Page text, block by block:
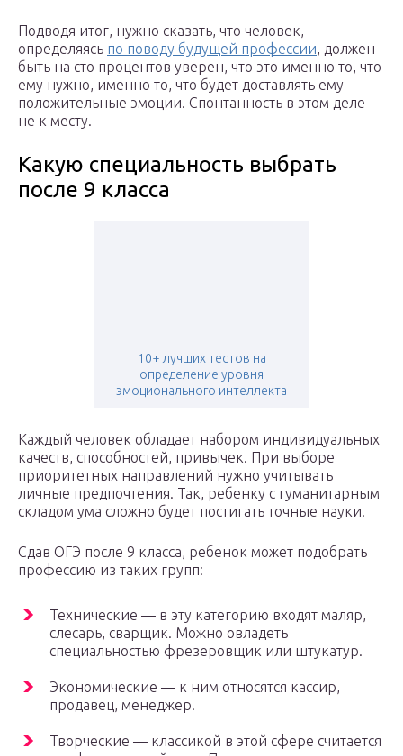
Подводя итог, нужно сказать, что человек,
определяясь по поводу будущей профессии, должен
быть на сто процентов уверен, что это именно то, что
ему нужно, именно то, что будет доставлять ему
положительные эмоции. Спонтанность в этом деле
не к месту.
Какую специальность выбрать
после 9 класса
10+ лучших тестов на
определение уровня
эмоционального интеллекта
Каждый человек обладает набором индивидуальных
качеств, способностей, привычек. При выборе
приоритетных направлений нужно учитывать
личные предпочтения. Так, ребенку с гуманитарным
складом ума сложно будет постигать точные науки.
Сдав ОГЭ после 9 класса, ребенок может подобрать
профессию из таких групп:
Технические — в эту категорию входят маляр,
слесарь, сварщик. Можно овладеть
специальностью фрезеровщик или штукатур.
Экономические — к ним относятся кассир,
продавец, менеджер.
Творческие — классикой в этой сфере считается